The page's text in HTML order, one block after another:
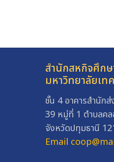
สำนักสหกิจศึกษ
มหาวิทยาลัยเท
ชั้น 4 อาคารสำนักส่
39 หมู่ที่ 1 ตำบลค
จังหวัดปทุมธานี
Email